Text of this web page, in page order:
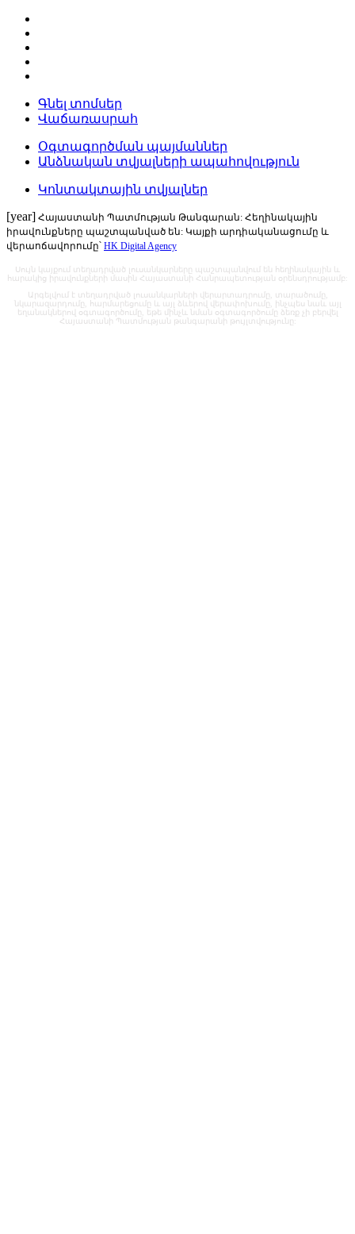
Գնել տոմսեր
Վաճառասրահ
Օգտագործման պայմաններ
Անձնական տվյալների ապահովություն
Կոնտակտային տվյալներ
[year] Հայաստանի Պատմության Թանգարան: Հեղինակային
իրավունքները պաշտպանված են: Կայքի արդիականացումը և
վերաոճավորումը՝ HK Digital Agency
Սույն կայքում տեղադրված լուսանկարները պաշտպանվում են հեղինակային և
հարակից իրավունքների մասին Հայաստանի Հանրապետության օրենսդրությամբ:
Արգելվում է տեղադրված լուսանկարների վերարտադրումը, տարածումը,
նկարազարդումը, հարմարեցումը և այլ ձևերով վերափոխումը, ինչպես նաև այլ
եղանակներով օգտագործումը, եթե մինչև նման օգտագործումը ձեռք չի բերվել
Հայաստանի Պատմության թանգարանի թույլտվությունը: